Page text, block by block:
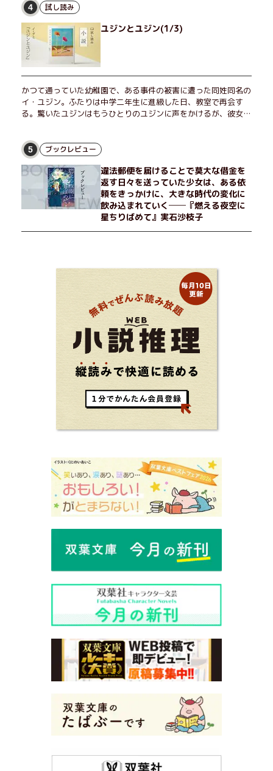
恵弥は、まるで影のような存在の博士とまみえることはできるの
か？ そして、唄の歌詞「かたむくマリア」に込められた秘密と
は？ 謎めいたラストが鮮烈な余韻を残すシリーズ第四作！
4 試し読み
ユジンとユジン(1/3)
かつて通っていた幼稚園で、ある事件の被害に遭った同姓同名の
イ・ユジン。ふたりは中学二年生に進級した日、教室で再会す
る。驚いたユジンはもうひとりのユジンに声をかけるが、彼女は
トセラー小説の邦訳版。
5 ブックレビュー
違法郵便を届けることで莫大な借金を
返す日々を送っていた少女は、ある依
頼をきっかけに、大きな時代の変化に
飲み込まれていく──『燃える夜空に
星ちりばめて』実石沙枝子